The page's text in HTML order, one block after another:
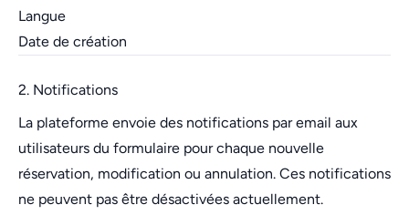
Langue
Date de création
2. Notifications
La plateforme envoie des notifications par email aux
utilisateurs du formulaire pour chaque nouvelle
réservation, modification ou annulation. Ces notifications
ne peuvent pas être désactivées actuellement.